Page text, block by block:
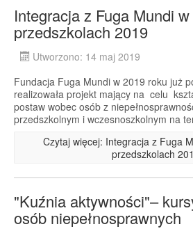
Integracja z Fuga Mundi
przedszkolach 2019
Utworzono: 14 maj 2019
Fundacja Fuga Mundi w 2019 roku już
realizowała projekt mający na celu
postaw wobec osób z
przedszkolnym i wczesnoszkolnym na
Czytaj więcej: Integracja z Fuga
przedszkolach
"Kuźnia aktywności"–
osób niepełnosprawnych